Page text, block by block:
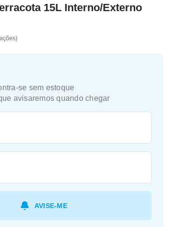
15L Interno/Externo